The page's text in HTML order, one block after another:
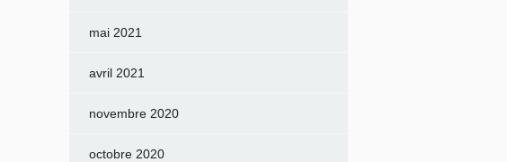
mai 2021
avril 2021
novembre 2020
octobre 2020